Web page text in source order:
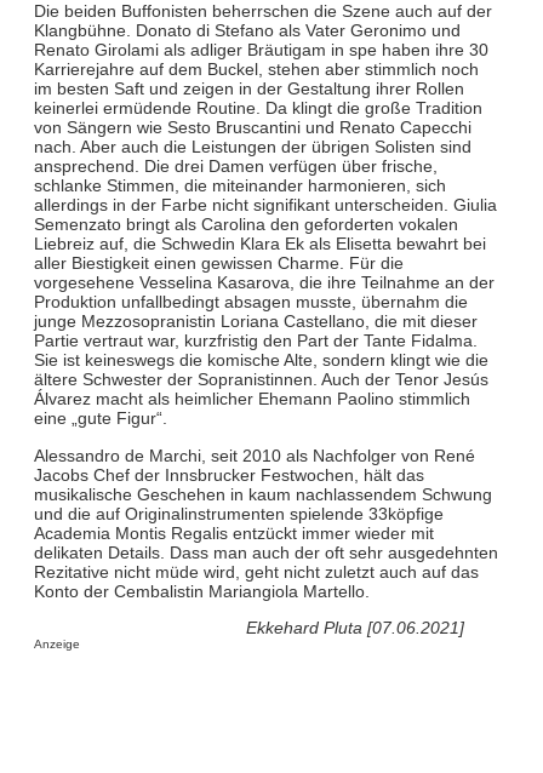
Die beiden Buffonisten beherrschen die Szene auch auf der
Klangbühne. Donato di Stefano als Vater Geronimo und
Renato Girolami als adliger Bräutigam in spe haben ihre 30
Karrierejahre auf dem Buckel, stehen aber stimmlich noch
im besten Saft und zeigen in der Gestaltung ihrer Rollen
keinerlei ermüdende Routine. Da klingt die große Tradition
von Sängern wie Sesto Bruscantini und Renato Capecchi
nach. Aber auch die Leistungen der übrigen Solisten sind
ansprechend. Die drei Damen verfügen über frische,
schlanke Stimmen, die miteinander harmonieren, sich
allerdings in der Farbe nicht signifikant unterscheiden. Giulia
Semenzato bringt als Carolina den geforderten vokalen
Liebreiz auf, die Schwedin Klara Ek als Elisetta bewahrt bei
aller Biestigkeit einen gewissen Charme. Für die
vorgesehene Vesselina Kasarova, die ihre Teilnahme an der
Produktion unfallbedingt absagen musste, übernahm die
junge Mezzosopranistin Loriana Castellano, die mit dieser
Partie vertraut war, kurzfristig den Part der Tante Fidalma.
Sie ist keineswegs die komische Alte, sondern klingt wie die
ältere Schwester der Sopranistinnen. Auch der Tenor Jesús
Álvarez macht als heimlicher Ehemann Paolino stimmlich
eine „gute Figur“.
Alessandro de Marchi, seit 2010 als Nachfolger von René
Jacobs Chef der Innsbrucker Festwochen, hält das
musikalische Geschehen in kaum nachlassendem Schwung
und die auf Originalinstrumenten spielende 33köpfige
Academia Montis Regalis entzückt immer wieder mit
delikaten Details. Dass man auch der oft sehr ausgedehnten
Rezitative nicht müde wird, geht nicht zuletzt auch auf das
Konto der Cembalistin Mariangiola Martello.
Ekkehard Pluta [07.06.2021]
Anzeige